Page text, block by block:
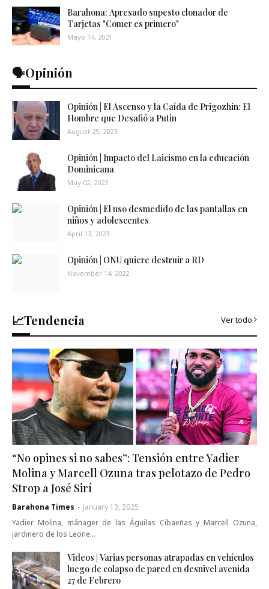
Barahona: Apresado supesto clonador de
Tarjetas "Comer es primero"
Mayo 14, 2021
🗣️Opinión
Opinión | El Ascenso y la Caída de Prigozhin: El
Hombre que Desafió a Putin
August 25, 2023
Opinión | Impacto del Laicismo en la educación
Dominicana
May 02, 2023
Opinión | El uso desmedido de las pantallas en
niños y adolescentes
April 13, 2023
Opinión | ONU quiere destruir a RD
November 14, 2022
📈Tendencia Ver todo
“No opines si no sabes”: Tensión entre Yadier
Molina y Marcell Ozuna tras pelotazo de Pedro
Strop a José Sirí
Barahona Times - January 13, 2025
Yadier Molina, mánager de las Águilas Cibaeñas y Marcell Ozuna,
jardinero de los Leone…
Videos | Varias personas atrapadas en vehículos
luego de colapso de pared en desnivel avenida
27 de Febrero